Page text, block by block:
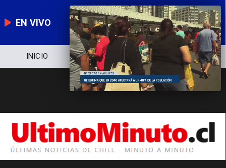
EN VIVO
NOTICIERO POLÍTICA ECONOMÍA